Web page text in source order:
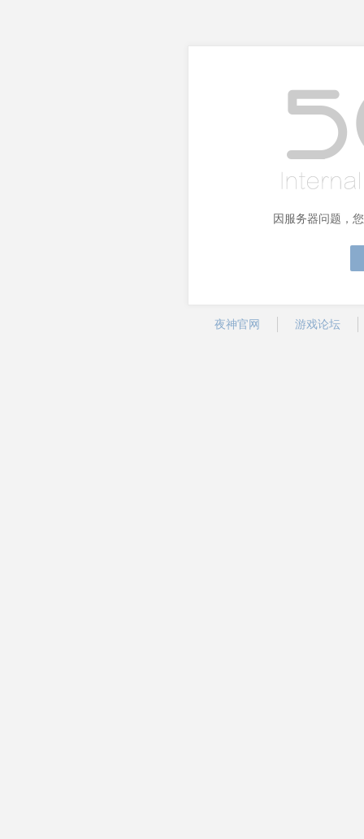
因服务器问题，
夜神官网 游戏论坛